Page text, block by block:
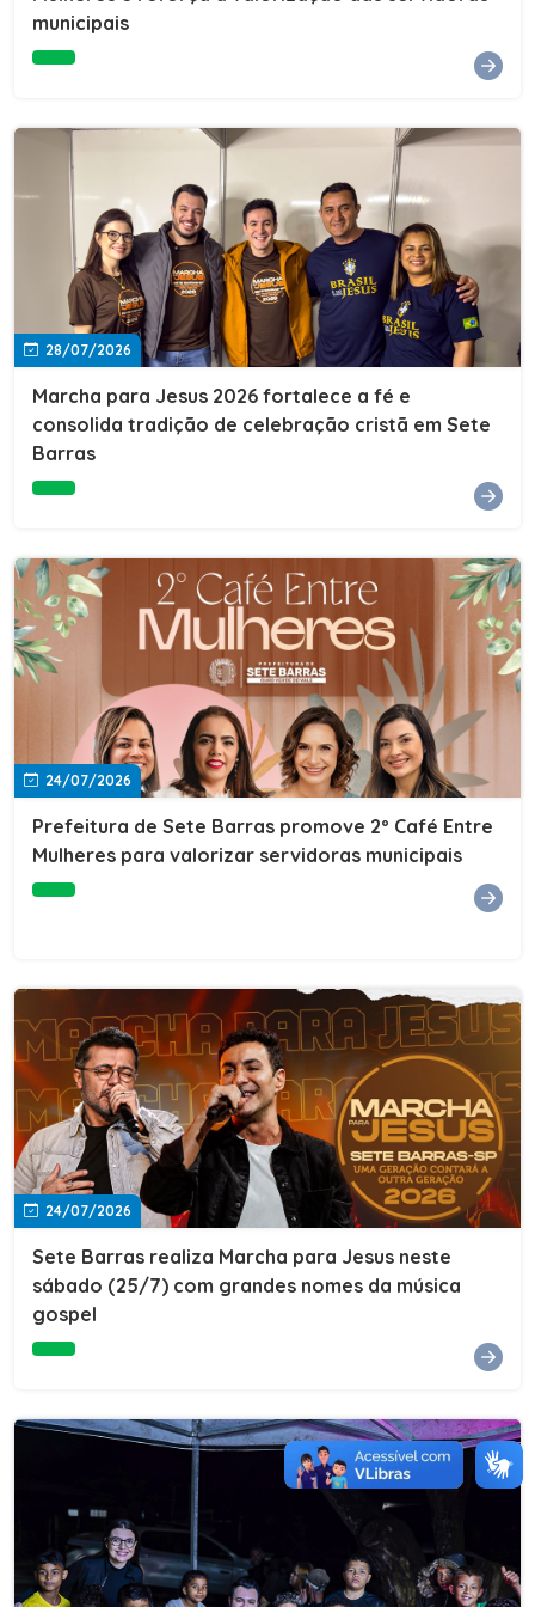
Cultura, Esporte e Lazer, Paulo Thomas, prestigiou os
compromisso da nossa gestão com a inclusão,
oferecendo a jovens e adultos a oportunidade de
concluir seus estudos e construir um futuro melhor.
Cada certificado entregue simboliza esforço,
determinação e a certeza de que investir em educação
é investir no desenvolvimento de Sete Barras."A
Prefeitura de Sete Barras também agradeceu ao SESI,
parceiro fundamental na retomada e ampliação da
Educação de Jovens e Adultos, aos professores, à
equipe da Secretaria Municipal de Educação e a todos
os profissionais que contribuíram para que esse
importante projeto voltasse a transformar a vida de
municipais
28/07/2026
Marcha para Jesus 2026 fortalece a fé e
consolida tradição de celebração cristã em Sete
Barras
24/07/2026
Prefeitura de Sete Barras promove 2º Café Entre
Mulheres para valorizar servidoras municipais
24/07/2026
Sete Barras realiza Marcha para Jesus neste
sábado (25/7) com grandes nomes da música
gospel